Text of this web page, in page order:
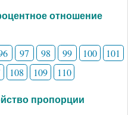
отношение
97 98 99 100
101
108 109 110
пропорции